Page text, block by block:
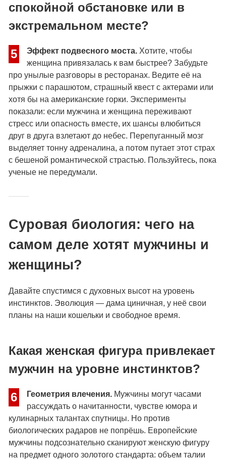
спокойной обстановке или в
экстремальном месте?
5 Эффект подвесного моста. Хотите, чтобы
женщина привязалась к вам быстрее? Забудьте
про унылые разговоры в ресторанах. Ведите её на
прыжки с парашютом, страшный квест с актерами или
хотя бы на американские горки. Эксперименты
показали: если мужчина и женщина переживают
стресс или опасность вместе, их шансы влюбиться
друг в друга взлетают до небес. Перепуганный мозг
выделяет тонну адреналина, а потом путает этот страх
с бешеной романтической страстью. Пользуйтесь, пока
ученые не передумали.
Суровая биология: чего на
самом деле хотят мужчины и
женщины?
Давайте спустимся с духовных высот на уровень
инстинктов. Эволюция — дама циничная, у неё свои
планы на наши кошельки и свободное время.
Какая женская фигура привлекает
мужчин на уровне инстинктов?
6 Геометрия влечения. Мужчины могут часами
рассуждать о начитанности, чувстве юмора и
кулинарных талантах спутницы. Но против
биологических радаров не попрёшь. Европейские
мужчины подсознательно сканируют женскую фигуру
на предмет одного золотого стандарта: объем талии